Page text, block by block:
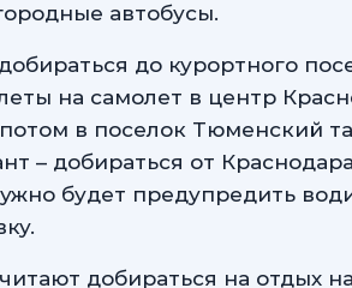
автобусы.
до курортного
на самолет в центр
в поселок Тюменский
– добираться от
будет предупредить
добираться на отдых